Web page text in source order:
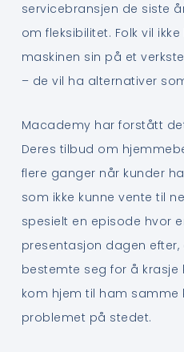
servicebransjen de siste
om fleksibilitet. Folk vil
maskinen sin på et
– de vil ha alternativer
Macademy har forstått
Deres tilbud om
flere ganger når kunder
som ikke kunne vente til
spesielt en episode hvor
presentasjon dagen efter,
bestemte seg for å krasje
kom hjem til ham samme
problemet på stedet.